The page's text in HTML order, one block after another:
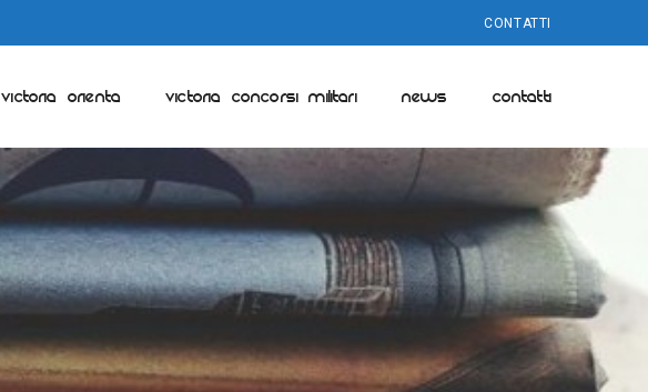
CONTATTI
VICTORIA ORIENTA VICTORIA CONCORSI MILITARI NEWS CONTATTI